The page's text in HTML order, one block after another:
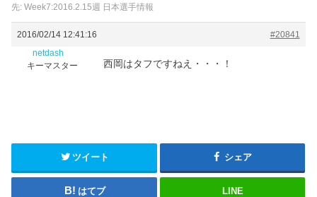
先: Week7:2016.2.15週 日本選手情報
2016/02/14 12:41:16
#20841
netdash
キーマスター
西岡はタフですねえ・・・！
ツイート シェア
はてブ LINE